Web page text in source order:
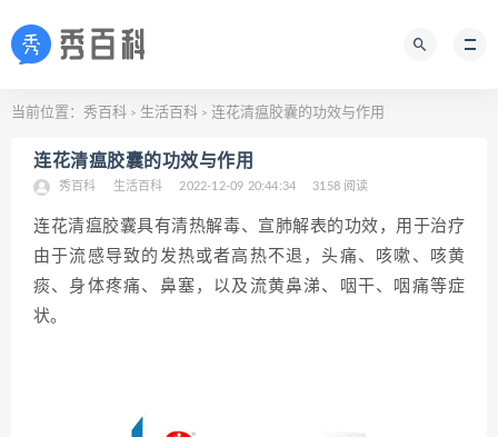
当前位置： 秀百科 > 生活百科 > 连花清瘟胶囊的功效与作用
连花清瘟胶囊的功效与作用
秀百科 生活百科 2022-12-09 20:44:34 3158 阅读
连花清瘟胶囊具有清热解毒、宣肺解表的功效，用于治疗
由于流感导致的发热或者高热不退，头痛、咳嗽、咳黄
痰、身体疼痛、鼻塞，以及流黄鼻涕、咽干、咽痛等症
状。